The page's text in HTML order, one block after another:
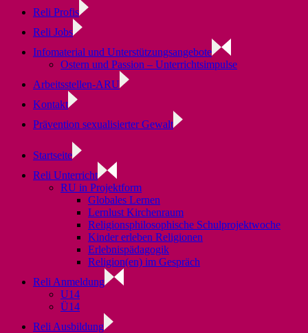
Reli Profis
Reli Jobs
Infomaterial und Unterstützungsangebote
Ostern und Passion – Unterrichtsimpulse
Arbeitsstellen-ARU
Kontakt
Prävention sexualisierter Gewalt
Startseite
Reli Unterricht
RU in Projektform
Globales Lernen
Lernlust Kirchenraum
Religionsphilosophische Schulprojektwoche
Kinder erleben Religionen
Erlebnispädagogik
Religion(en) im Gespräch
Reli Anmeldung
U14
Ü14
Reli Ausbildung